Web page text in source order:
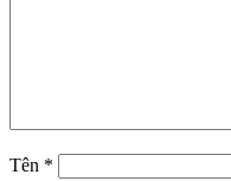
Tên *